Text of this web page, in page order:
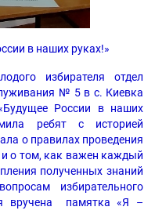
в наших руках!»
избирателя отдел
№ 5 в с. Киевка
России в наших
ребят с историей
о правилах проведения
о том, как важен каждый
полученных знаний
избирательного
вручена памятка «Я –